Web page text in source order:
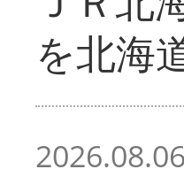
を北海
2026.08.06